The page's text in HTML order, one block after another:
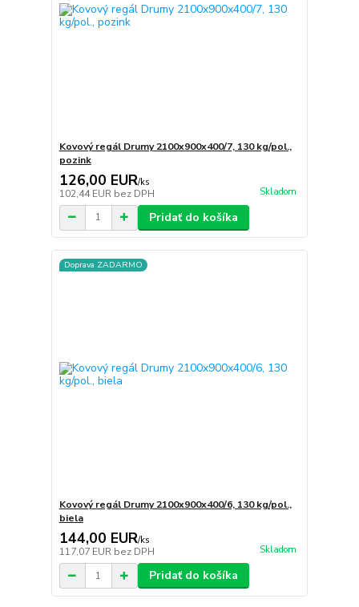
Kovový regál Drumy 2100x900x400/7, 130 kg/pol.,
pozink
126,00 EUR/ks
102,44 EUR bez DPH Skladom
Pridať do košíka
Doprava ZADARMO
Kovový regál Drumy 2100x900x400/6, 130 kg/pol.,
biela
144,00 EUR/ks
117,07 EUR bez DPH Skladom
Pridať do košíka